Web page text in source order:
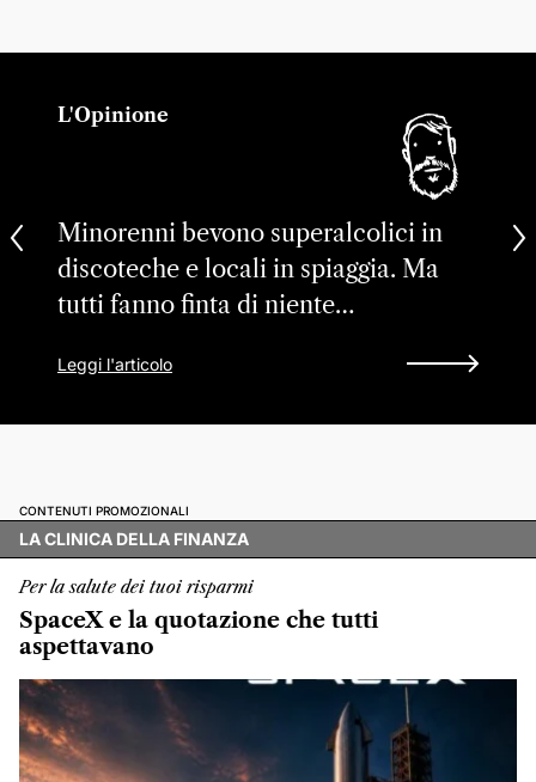
L'Opinione
Minorenni bevono superalcolici in
discoteche e locali in spiaggia. Ma
tutti fanno finta di niente…
Leggi l'articolo
CONTENUTI PROMOZIONALI
LA CLINICA DELLA FINANZA
Per la salute dei tuoi risparmi
SpaceX e la quotazione che tutti
aspettavano